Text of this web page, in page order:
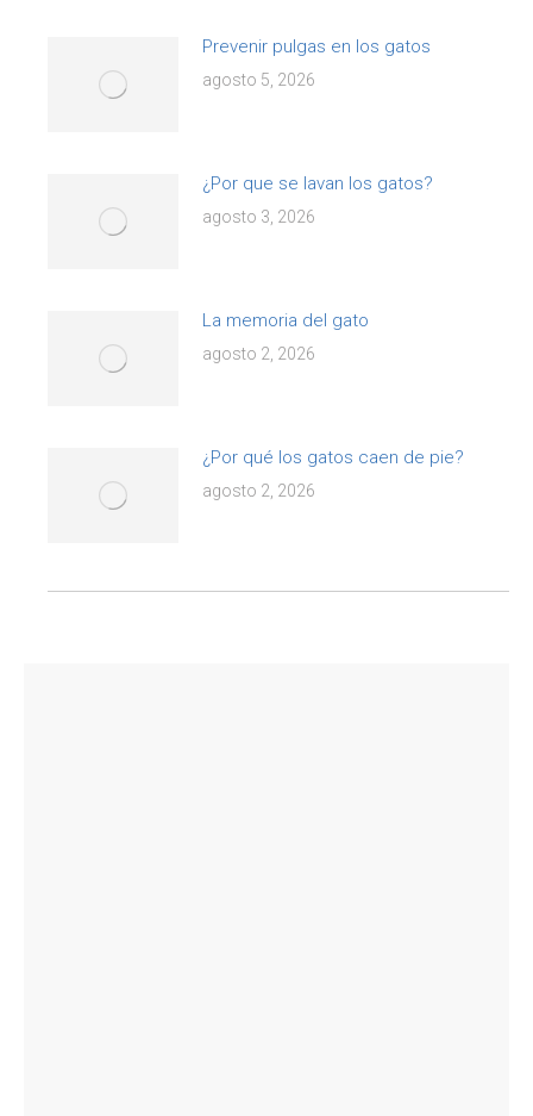
Prevenir pulgas en los gatos
agosto 5, 2026
¿Por que se lavan los gatos?
agosto 3, 2026
La memoria del gato
agosto 2, 2026
¿Por qué los gatos caen de pie?
agosto 2, 2026